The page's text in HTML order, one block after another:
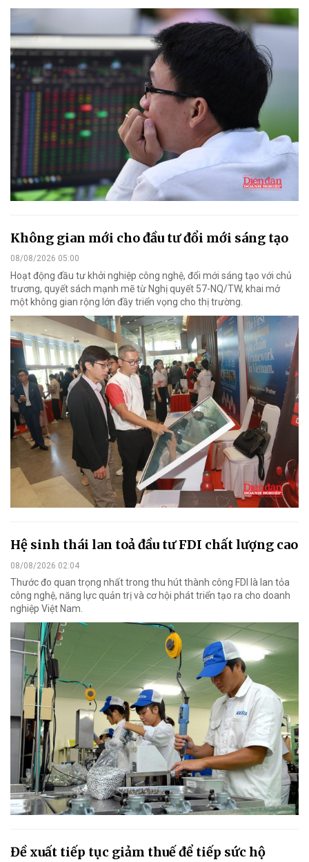
Không gian mới cho đầu tư đổi mới sáng tạo
08/08/2026 05:00
Hoạt động đầu tư khởi nghiệp công nghệ, đổi mới sáng tạo với chủ
trương, quyết sách mạnh mẽ từ Nghị quyết 57-NQ/TW, khai mở
một không gian rộng lớn đầy triển vọng cho thị trường.
Hệ sinh thái lan toả đầu tư FDI chất lượng cao
08/08/2026 02:04
Thước đo quan trọng nhất trong thu hút thành công FDI là lan tỏa
công nghệ, năng lực quản trị và cơ hội phát triển tạo ra cho doanh
nghiệp Việt Nam.
Đề xuất tiếp tục giảm thuế để tiếp sức hộ